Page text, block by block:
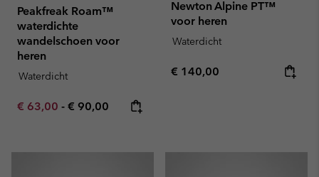
Peakfreak Roam™
waterdichte
wandelschoen voor
heren
Waterdicht
Minimum sale price:
€ 63,00 - Maximum price:
€ 90,00
Newton Alpine PT™
voor heren
Waterdicht
Regular price:
€ 140,00